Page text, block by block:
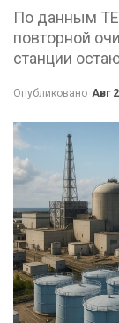
По данным
повторной
станции
Опубликовано Авг